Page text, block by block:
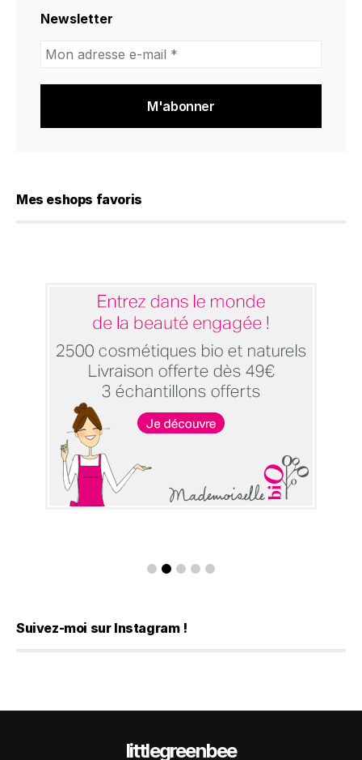
Newsletter
adresse
mail
Mes eshops favoris
Suivez-moi sur Instagram !
littlegreenbee